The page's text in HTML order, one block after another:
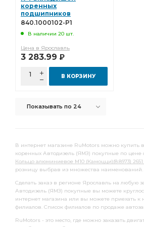
полукольцо упорного
полукольцо упорного подшипника
Комплект шатунных вкладышей 0,50
шатунных вкладышей 0,50
ТУРБОКОМ ТКР-9-12 снят с пр-ва
Комплект коренных вкладышей 1,25
Домкрат гидравлический бутылочные
Домкрат гидравлический бутылочные
гидравлический бутылочные "БелАК"
бутылочные "БелАК" Диск сцепления
вкладышей 0,05
коренных
подшипников
d=116.95мм (ДЗВ)
840.1000102-Р1
В наличии 20 шт.
Цена в Ярославль
3 283.99 Р
В КОРЗИНУ
Показывать по 24
В интернет магазине RuMotors можно купить
коренных Автодизель (ЯМЗ) покупные по цене
Кольцо алюминиевое М10 (Камоцци)(8.8973)
розницу выбрав из множества наименований.
Сделать заказ в регионе Ярославль на любую
Автодизель (ЯМЗ) покупные вы можете
интернет магазина или вы можете приехать
филиалов. Список филиалов по продаже
RuMotors - это место, где можно заказать